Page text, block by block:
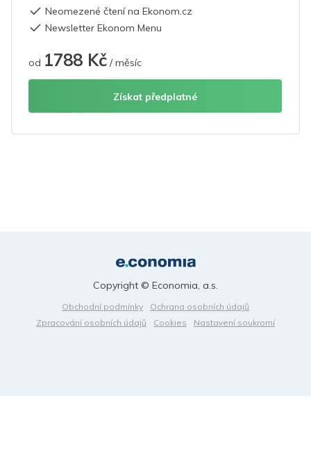
Neomezené čtení na Ekonom.cz
Newsletter Ekonom Menu
od 1788 Kč / měsíc
Získat předplatné
Obchodní podmínky
Ochrana osobních údajů
Zpracování osobních údajů
Cookies Nastavení soukromí
Copyright © Economia, a.s.